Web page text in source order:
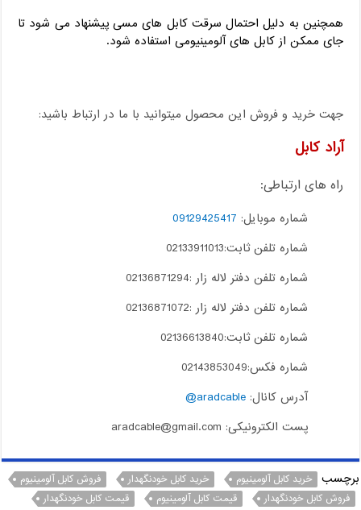
همچنین به دلیل احتمال سرقت کابل های مسی پیشنهاد می شود تا
جای ممکن از کابل های آلومینیومی استفاده شود.
جهت خرید و فروش این محصول میتوانید با ما در ارتباط باشید:
آراد کابل
راه های ارتباطی:
شماره موبایل: 09129425417
شماره تلفن ثابت:02133911013
شماره تلفن دفتر لاله زار :02136871294
شماره تلفن دفتر لاله زار :02136871072
شماره تلفن ثابت:02136613840
شماره فکس:02143853049
آدرس کانال:aradcable@
پست الکترونیکی: aradcable@gmail.com
برچسب خرید کابل آلومینیوم خرید کابل خودنگهدار
فروش کابل آلومینیوم
فروش کابل خودنگهدار
قیمت کابل آلومینیوم
قیمت کابل خودنگهدار